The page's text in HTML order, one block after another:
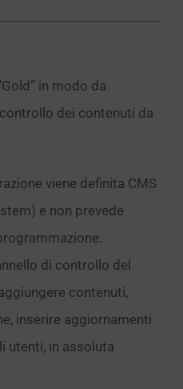
in modo da
dei contenuti da
viene definita CMS
e non prevede
di controllo del
contenuti,
inserire aggiornamenti
utenti, in assoluta